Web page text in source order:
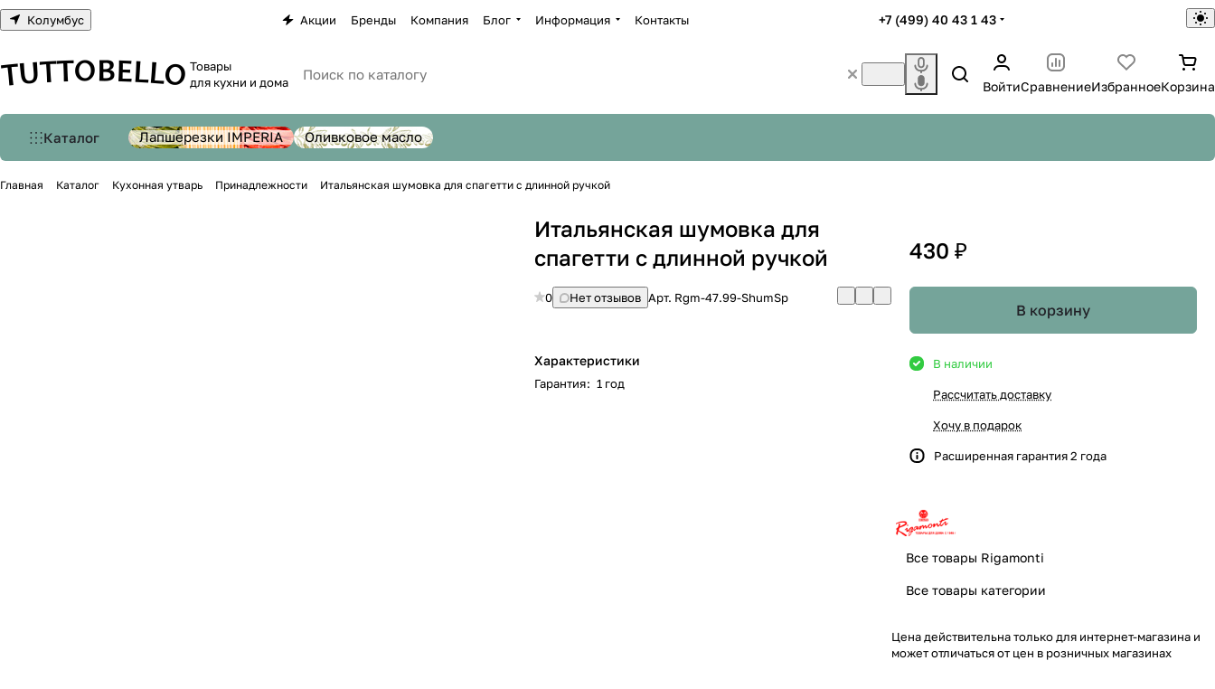
Колумбус Акции Бренды Компания Блог Информация Контакты +7 (499) 40 43 1 43
Товары
для кухни и дома
ВойтиСравнениеИзбранноеКорзина
Каталог Лапшерезки IMPERIA Оливковое масло
Главная Каталог Кухонная утварь Принадлежности Итальянская шумовка для спагетти с длинной ручкой
Итальянская шумовка для
спагетти с длинной ручкой
0 Нет отзывов Арт. Rgm-47.99-ShumSp
Характеристики
Гарантия: 1 год
430 ₽
В корзину
В наличии
Рассчитать доставку
Хочу в подарок
Расширенная гарантия 2 года
Все товары Rigamonti
Все товары категории
Цена действительна только для интернет-магазина и
может отличаться от цен в розничных магазинах